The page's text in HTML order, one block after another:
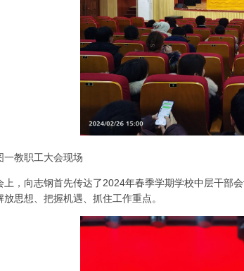
一教职工大会现场
上，向志钢首先传达了2024年春季学期学校中层干部
放思想、把握机遇、抓住工作重点。